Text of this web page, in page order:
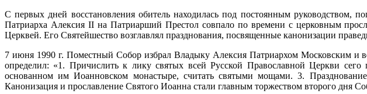
С первых дней восстановления обитель находилась под постоянным руководством,
Патриарха Алексия II на Патриарший Престол сов­пало по времени с церковным
Церквей. Его Святейшество возглавлял празднования, посвя­щенные канонизации
7 июня 1990 г. Поместный Собор избрал Владыку Алексия Патриархом Московским
определил: «1. Причислить к лику святых всей Русской Православной Церкви
основанном им Иоанновском монастыре, считать святыми мощами. 3.
Канонизация и прославление Святого Иоанна стали главным торжеством второго дня